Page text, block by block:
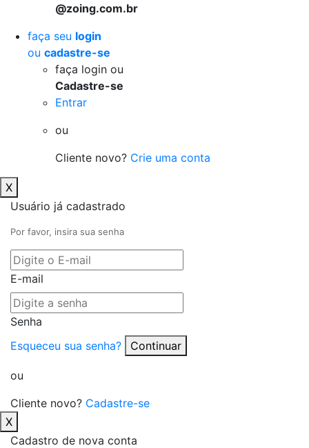
@zoing.com.br
faça seu login
ou cadastre-se
faça login ou
Cadastre-se
Entrar
ou
Cliente novo? Crie uma conta
X
Usuário já cadastrado
Por favor, insira sua senha
E-mail
Senha
Esqueceu sua senha?
Continuar
ou
Cliente novo? Cadastre-se
X
Cadastro de nova conta